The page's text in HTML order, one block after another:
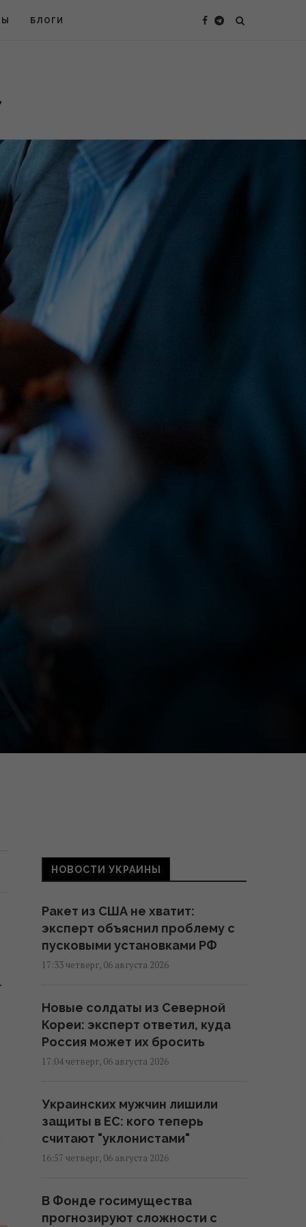
БЛОГИ
НОВОСТИ УКРАИНЫ
Ракет из США не хватит:
эксперт объяснил проблему с
пусковыми установками РФ
17:33 четверг, 06 августа 2026
Новые солдаты из Северной
Кореи: эксперт ответил, куда
Россия может их бросить
17:04 четверг, 06 августа 2026
Украинских мужчин лишили
защиты в ЕС: кого теперь
считают "уклонистами"
16:57 четверг, 06 августа 2026
В Фонде госимущества
прогнозируют сложности с